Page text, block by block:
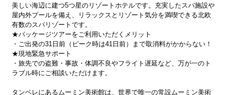
美しい海辺に建つ5つ星のリゾートホテルです。充実したスパ施設や
屋内外プールを備え、リラックスとリゾート気分を満喫できる北欧
有数のスパリゾートです。
★パッケージツアーをご利用いただくメリット
・ご出発の31日前（ピーク時は41日前）まで取消料がかからない！
★現地緊急サポート
・旅先での盗難・事故・体調不良やフライト遅延など、万が一のト
ラブル時にご相談いただけます。
タンペレにあるムーミン美術館は、世界で唯一の常設ムーミン美術